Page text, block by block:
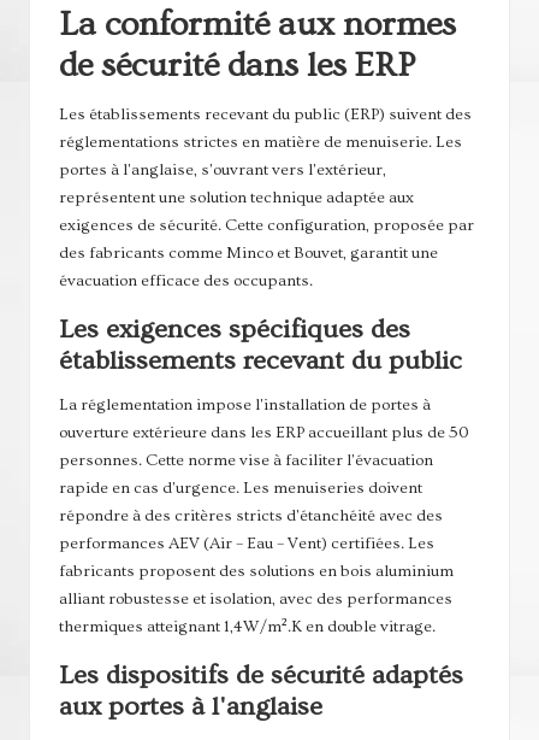
La conformité aux normes
de sécurité dans les ERP
Les établissements recevant du public (ERP) suivent des
réglementations strictes en matière de menuiserie. Les
portes à l'anglaise, s'ouvrant vers l'extérieur,
représentent une solution technique adaptée aux
exigences de sécurité. Cette configuration, proposée par
des fabricants comme Minco et Bouvet, garantit une
évacuation efficace des occupants.
Les exigences spécifiques des
établissements recevant du public
La réglementation impose l'installation de portes à
ouverture extérieure dans les ERP accueillant plus de 50
personnes. Cette norme vise à faciliter l'évacuation
rapide en cas d'urgence. Les menuiseries doivent
répondre à des critères stricts d'étanchéité avec des
performances AEV (Air – Eau – Vent) certifiées. Les
fabricants proposent des solutions en bois aluminium
alliant robustesse et isolation, avec des performances
thermiques atteignant 1,4W/m².K en double vitrage.
Les dispositifs de sécurité adaptés
aux portes à l'anglaise